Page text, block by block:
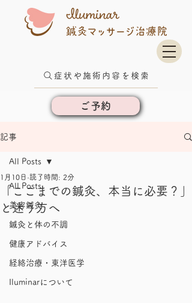
症状や施術内容を検索
ご予約
記事
All Posts
美容鍼灸
鍼灸と体の不調
健康アドバイス
経絡治療・東洋医学
Iluminarについて
All Posts
「ここまでの鍼灸、本当に必要？」
と迷う方へ
1月10日 読了時間: 2分